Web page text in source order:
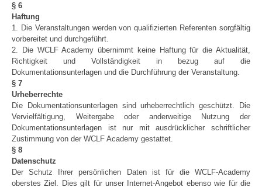
§ 6
Haftung
1. Die Veranstaltungen werden von qualifizierten Referenten sorgfältig
vorbereitet und durchgeführt.
2. Die WCLF Academy übernimmt keine Haftung für die Aktualität,
Richtigkeit und Vollständigkeit in bezug auf die
Dokumentationsunterlagen und die Durchführung der Veranstaltung.
§ 7
Urheberrechte
Die Dokumentationsunterlagen sind urheberrechtlich geschützt. Die
Vervielfältigung, Weitergabe oder anderweitige Nutzung der
Dokumentationsunterlagen ist nur mit ausdrücklicher schriftlicher
Zustimmung von der WCLF Academy gestattet.
§ 8
Datenschutz
Der Schutz Ihrer persönlichen Daten ist für die WCLF-Academy
oberstes Ziel. Dies gilt für unser Internet-Angebot ebenso wie für die